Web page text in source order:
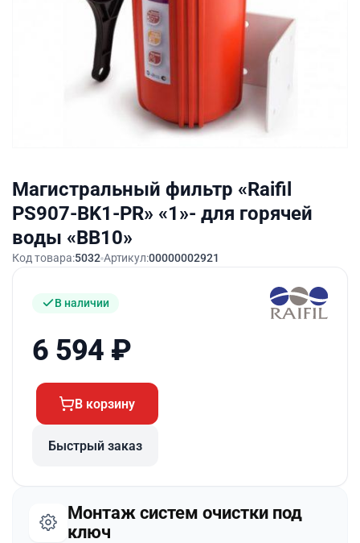
Магистральный фильтр «Raifil
PS907-BK1-PR» «1»- для горячей
воды «BB10»
Код товара:5032 Артикул:00000002921
В наличии
6 594 ₽
В корзину
Быстрый заказ
Монтаж систем очистки под
ключ